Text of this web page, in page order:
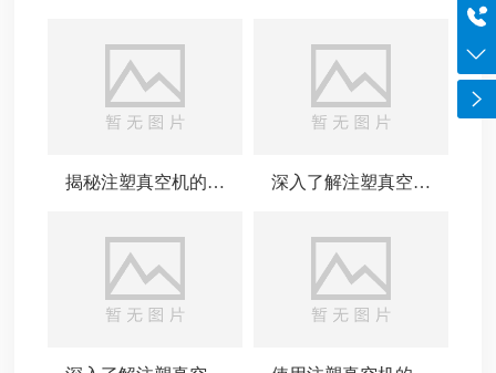
揭秘注塑真空机的工
深入了解注塑真空机
0755-84869971